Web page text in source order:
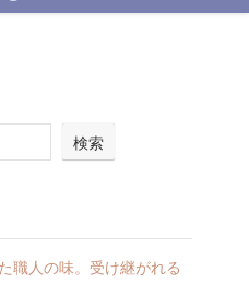
検索
職人の味。受け継がれる